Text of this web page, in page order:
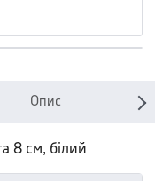
Опис
8 см, білий